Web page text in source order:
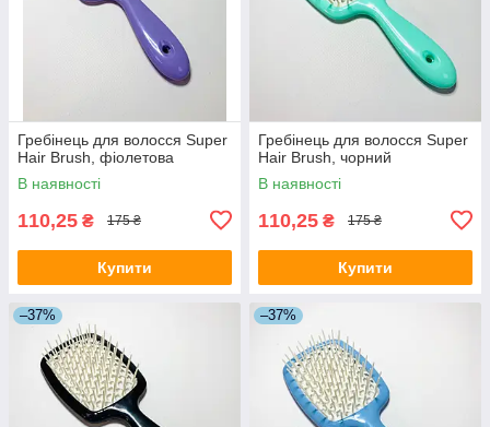
Гребінець для волосся Super
Hair Brush, фіолетова
В наявності
110,25 ₴ 175 ₴
Купити
Гребінець для волосся Super
Hair Brush, чорний
В наявності
110,25 ₴ 175 ₴
Купити
–37% –37%